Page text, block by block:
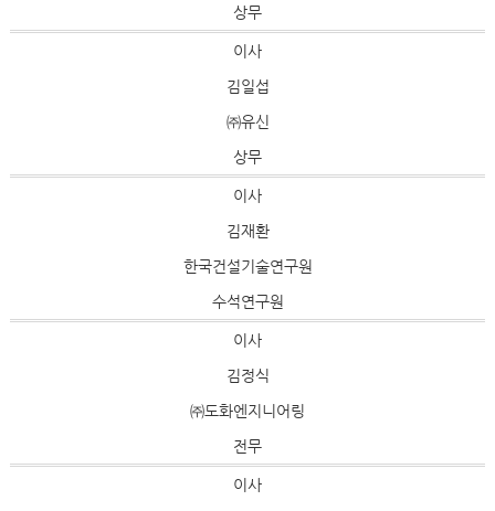
상무
이사
김일섭
㈜유신
상무
이사
김재환
한국건설기술연구원
수석연구원
이사
김정식
㈜도화엔지니어링
전무
이사